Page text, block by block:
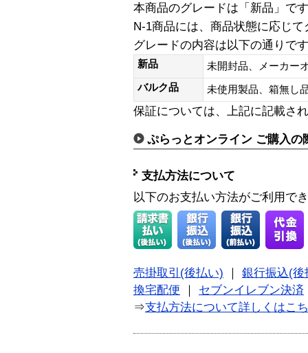
本商品のグレードは「新品」です
N-1商品には、商品状態に応じ
グレードの内容は以下の通りで
新品
未開封品、メーカー
バルク品
未使用製品、箱無
保証については、上記に記載さ
ぷらっとオンライン ご購入の
支払方法について
以下のお支払い方法がご利用で
売掛取引(後払い)
銀行振込(後
換宅配便
セブンイレブン決済
⇒支払方法について詳しくはこ